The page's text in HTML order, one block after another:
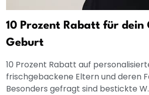
10 Prozent Rabatt für dein
Geburt
10 Prozent Rabatt auf
frischgebackene Eltern und deren
Besonders gefragt sind bestickte